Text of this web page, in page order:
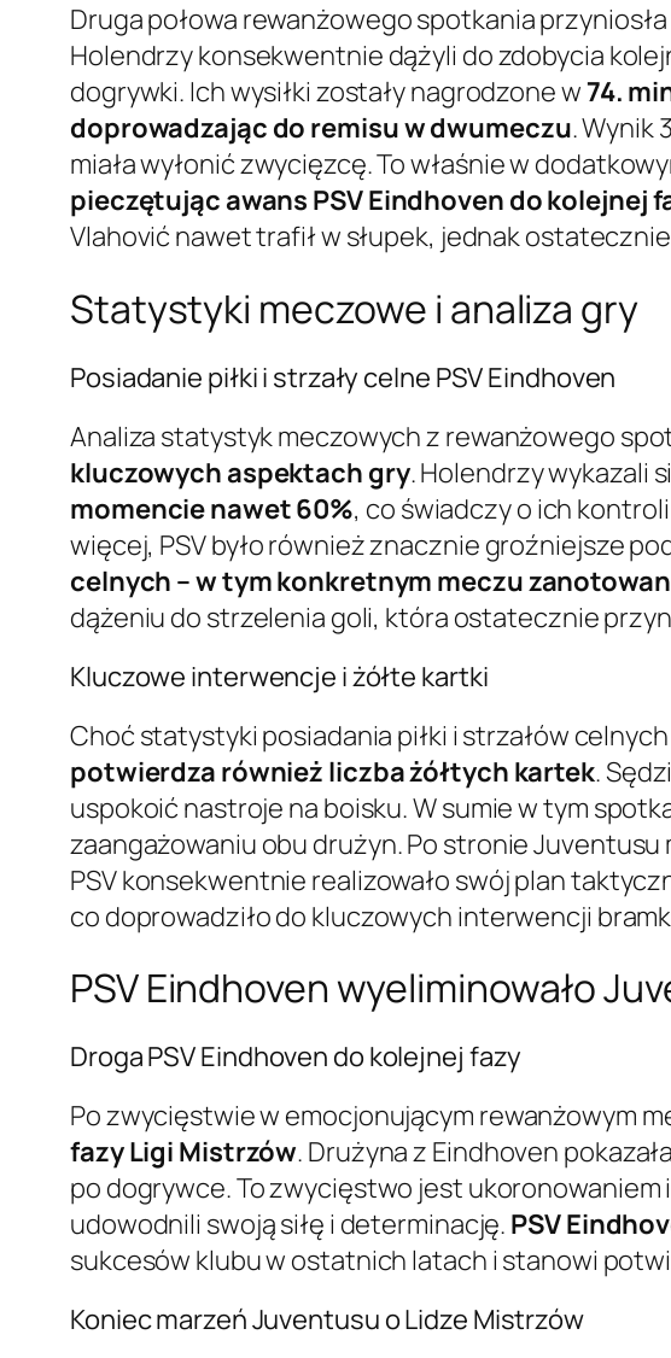
Druga połowa rewanżowego spotkania
Holendrzy konsekwentnie dążyli do zdobycia
dogrywki. Ich wysiłki zostały nagrodzone w74.
doprowadzając do remisu w dwumeczu. Wynik
miała wyłonić zwycięzcę. To właśnie w
pieczętując awans PSV Eindhoven do kolejnej
Vlahović nawet trafił w słupek, jednak
Statystyki meczowe i analiza gry
Posiadanie piłki i strzały celne PSV Eindhoven
Analiza statystyk meczowych z rewanżowego
kluczowych aspektach gry. Holendrzy wykazali
momencie nawet 60%, co świadczy o ich
więcej, PSV było również znacznie groźniejsze
celnych – w tym konkretnym meczu
dążeniu do strzelenia goli, która ostatecznie
Kluczowe interwencje i żółte kartki
Choć statystyki posiadania piłki i strzałów
potwierdza również liczba żółtych kartek.
uspokoić nastroje na boisku. W sumie w tym
zaangażowaniu obu drużyn. Po stronie
PSV konsekwentnie realizowało swój plan
co doprowadziło do kluczowych interwencji
PSV Eindhoven wyeliminowało
Droga PSV Eindhoven do kolejnej fazy
Po zwycięstwie w emocjonującym rewanżowym
fazy Ligi Mistrzów. Drużyna z Eindhoven
po dogrywce. To zwycięstwo jest
udowodnili swoją siłę i determinację. PSV
sukcesów klubu w ostatnich latach i stanowi
Koniec marzeń Juventusu o Lidze Mistrzów